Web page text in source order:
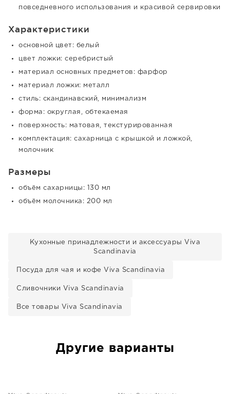
повседневного использования и красивой сервировки
Характеристики
основной цвет: белый
цвет ложки: серебристый
материал основных предметов: фарфор
материал ложки: металл
стиль: скандинавский, минимализм
форма: округлая, обтекаемая
поверхность: матовая, текстурированная
комплектация: сахарница с крышкой и ложкой,
молочник
Размеры
объём сахарницы: 130 мл
объём молочника: 200 мл
Кухонные принадлежности и аксессуары Viva
Scandinavia
Посуда для чая и кофе Viva Scandinavia
Сливочники Viva Scandinavia
Все товары Viva Scandinavia
Другие варианты